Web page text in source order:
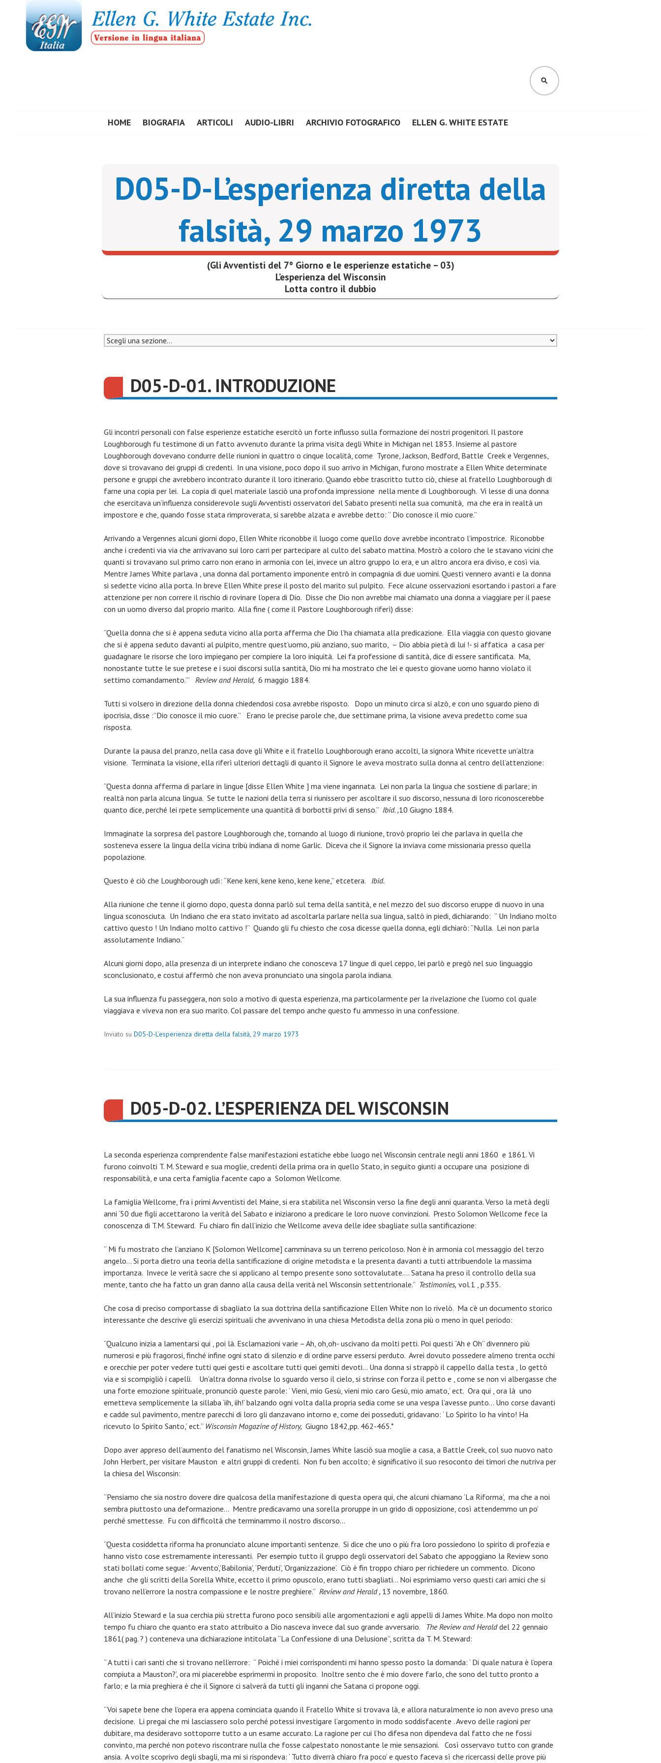
contenuto
CERCA
HOME BIOGRAFIA ARTICOLI AUDIO-LIBRI ARCHIVIO FOTOGRAFICO ELLEN G. WHITE ESTATE
D05-D-L’esperienza diretta della
falsità, 29 marzo 1973
(Gli Avventisti del 7° Giorno e le esperienze estatiche – 03)
L’esperienza del Wisconsin
Lotta contro il dubbio
D05-D-01. INTRODUZIONE
Gli incontri personali con false esperienze estatiche esercitò un forte influsso sulla formazione dei nostri progenitori. Il pastore
Loughborough fu testimone di un fatto avvenuto durante la prima visita degli White in Michigan nel 1853. Insieme al pastore
Loughborough dovevano condurre delle riunioni in quattro o cinque località, come Tyrone, Jackson, Bedford, Battle Creek e Vergennes,
dove si trovavano dei gruppi di credenti. In una visione, poco dopo il suo arrivo in Michigan, furono mostrate a Ellen White determinate
persone e gruppi che avrebbero incontrato durante il loro itinerario. Quando ebbe trascritto tutto ciò, chiese al fratello Loughborough di
farne una copia per lei. La copia di quel materiale lasciò una profonda impressione nella mente di Loughborough. Vi lesse di una donna
che esercitava un’influenza considerevole sugli Avventisti osservatori del Sabato presenti nella sua comunità, ma che era in realtà un
impostore e che, quando fosse stata rimproverata, si sarebbe alzata e avrebbe detto: “ Dio conosce il mio cuore.”
Arrivando a Vergennes alcuni giorni dopo, Ellen White riconobbe il luogo come quello dove avrebbe incontrato l’impostrice. Riconobbe
anche i credenti via via che arrivavano sui loro carri per partecipare al culto del sabato mattina. Mostrò a coloro che le stavano vicini che
quanti si trovavano sul primo carro non erano in armonia con lei, invece un altro gruppo lo era, e un altro ancora era diviso, e così via.
Mentre James White parlava , una donna dal portamento imponente entrò in compagnia di due uomini. Questi vennero avanti e la donna
si sedette vicino alla porta. In breve Ellen White prese il posto del marito sul pulpito. Fece alcune osservazioni esortando i pastori a fare
attenzione per non correre il rischio di rovinare l’opera di Dio. Disse che Dio non avrebbe mai chiamato una donna a viaggiare per il paese
con un uomo diverso dal proprio marito. Alla fine ( come il Pastore Loughborough riferì) disse:
“Quella donna che si è appena seduta vicino alla porta afferma che Dio l’ha chiamata alla predicazione. Ella viaggia con questo giovane
che si è appena seduto davanti al pulpito, mentre quest’uomo, più anziano, suo marito, – Dio abbia pietà di lui !- si affatica a casa per
guadagnare le risorse che loro impiegano per compiere la loro iniquità. Lei fa professione di santità, dice di essere santificata. Ma,
nonostante tutte le sue pretese e i suoi discorsi sulla santità, Dio mi ha mostrato che lei e questo giovane uomo hanno violato il
settimo comandamento.’” Review and Herald, 6 maggio 1884.
Tutti si volsero in direzione della donna chiedendosi cosa avrebbe risposto. Dopo un minuto circa si alzò, e con uno sguardo pieno di
ipocrisia, disse :”Dio conosce il mio cuore.” Erano le precise parole che, due settimane prima, la visione aveva predetto come sua
risposta.
Durante la pausa del pranzo, nella casa dove gli White e il fratello Loughborough erano accolti, la signora White ricevette un’altra
visione. Terminata la visione, ella riferì ulteriori dettagli di quanto il Signore le aveva mostrato sulla donna al centro dell’attenzione:
“Questa donna afferma di parlare in lingue [disse Ellen White ] ma viene ingannata. Lei non parla la lingua che sostiene di parlare; in
realtà non parla alcuna lingua. Se tutte le nazioni della terra si riunissero per ascoltare il suo discorso, nessuna di loro riconoscerebbe
quanto dice, perché lei rpete semplicemente una quantità di borbottii privi di senso.” Ibid. ,10 Giugno 1884.
Immaginate la sorpresa del pastore Loughborough che, tornando al luogo di riunione, trovò proprio lei che parlava in quella che
sosteneva essere la lingua della vicina tribù indiana di nome Garlic. Diceva che il Signore la inviava come missionaria presso quella
popolazione.
Questo è ciò che Loughborough udì: “Kene keni, kene keno, kene kene,” etcetera. Ibid.
Alla riunione che tenne il giorno dopo, questa donna parlò sul tema della santità, e nel mezzo del suo discorso eruppe di nuovo in una
lingua sconosciuta. Un Indiano che era stato invitato ad ascoltarla parlare nella sua lingua, saltò in piedi, dichiarando: “ Un Indiano molto
cattivo questo ! Un Indiano molto cattivo !” Quando gli fu chiesto che cosa dicesse quella donna, egli dichiarò: “Nulla. Lei non parla
assolutamente Indiano.”
Alcuni giorni dopo, alla presenza di un interprete indiano che conosceva 17 lingue di quel ceppo, lei parlò e pregò nel suo linguaggio
sconclusionato, e costui affermò che non aveva pronunciato una singola parola indiana.
La sua influenza fu passeggera, non solo a motivo di questa esperienza, ma particolarmente per la rivelazione che l’uomo col quale
viaggiava e viveva non era suo marito. Col passare del tempo anche questo fu ammesso in una confessione.
Inviato suD05-D-L’esperienza diretta della falsità, 29 marzo 1973
D05-D-02. L’ESPERIENZA DEL WISCONSIN
La seconda esperienza comprendente false manifestazioni estatiche ebbe luogo nel Wisconsin centrale negli anni 1860 e 1861. Vi
furono coinvolti T. M. Steward e sua moglie, credenti della prima ora in quello Stato, in seguito giunti a occupare una posizione di
responsabilità, e una certa famiglia facente capo a Solomon Wellcome.
La famiglia Wellcome, fra i primi Avventisti del Maine, si era stabilita nel Wisconsin verso la fine degli anni quaranta. Verso la metà degli
anni ‘50 due figli accettarono la verità del Sabato e iniziarono a predicare le loro nuove convinzioni. Presto Solomon Wellcome fece la
conoscenza di T.M. Steward. Fu chiaro fin dall’inizio che Wellcome aveva delle idee sbagliate sulla santificazione:
“ Mi fu mostrato che l’anziano K [Solomon Wellcome] camminava su un terreno pericoloso. Non è in armonia col messaggio del terzo
angelo… Si porta dietro una teoria della santificazione di origine metodista e la presenta davanti a tutti attribuendole la massima
importanza. Invece le verità sacre che si applicano al tempo presente sono sottovalutate…. Satana ha preso il controllo della sua
mente, tanto che ha fatto un gran danno alla causa della verità nel Wisconsin settentrionale.” Testimonies, vol.1 , p.335.
Che cosa di preciso comportasse di sbagliato la sua dottrina della santificazione Ellen White non lo rivelò. Ma c’è un documento storico
interessante che descrive gli esercizi spirituali che avvenivano in una chiesa Metodista della zona più o meno in quel periodo:
“Qualcuno inizia a lamentarsi qui , poi là. Esclamazioni varie – Ah, oh,oh- uscivano da molti petti. Poi questi “Ah e Oh” divennero più
numerosi e più fragorosi, finché infine ogni stato di silenzio e di ordine parve essersi perduto. Avrei dovuto possedere almeno trenta occhi
e orecchie per poter vedere tutti quei gesti e ascoltare tutti quei gemiti devoti… Una donna si strappò il cappello dalla testa , lo gettò
via e si scompigliò i capelli. Un’altra donna rivolse lo sguardo verso il cielo, si strinse con forza il petto e , come se non vi albergasse che
una forte emozione spirituale, pronunciò queste parole: ‘ Vieni, mio Gesù, vieni mio caro Gesù, mio amato,’ ect. Ora qui , ora là uno
emetteva semplicemente la sillaba ‘iih, iih!’ balzando ogni volta dalla propria sedia come se una vespa l’avesse punto… Uno corse davanti
e cadde sul pavimento, mentre parecchi di loro gli danzavano intorno e, come dei posseduti, gridavano: ‘ Lo Spirito lo ha vinto! Ha
ricevuto lo Spirito Santo,’ ect.” Wisconsin Magazine of History, Giugno 1842,pp. 462-465.*
Dopo aver appreso dell’aumento del fanatismo nel Wisconsin, James White lasciò sua moglie a casa, a Battle Creek, col suo nuovo nato
John Herbert, per visitare Mauston e altri gruppi di credenti. Non fu ben accolto; è significativo il suo resoconto dei timori che nutriva per
la chiesa del Wisconsin:
“Pensiamo che sia nostro dovere dire qualcosa della manifestazione di questa opera qui, che alcuni chiamano ‘La Riforma’, ma che a noi
sembra piuttosto una deformazione… Mentre predicavamo una sorella proruppe in un grido di opposizione, così attendemmo un po’
perché smettesse. Fu con difficoltà che terminammo il nostro discorso…
“Questa cosiddetta riforma ha pronunciato alcune importanti sentenze. Si dice che uno o più fra loro possiedono lo spirito di profezia e
hanno visto cose estremamente interessanti. Per esempio tutto il gruppo degli osservatori del Sabato che appoggiano la Review sono
stati bollati come segue: ‘ Avvento’,’Babilonia’, ‘Perduti’, ‘Organizzazione’. Ciò è fin troppo chiaro per richiedere un commento. Dicono
anche che gli scritti della Sorella White, eccetto il primo opuscolo, erano tutti sbagliati… Noi esprimiamo verso questi cari amici che si
trovano nell’errore la nostra compassione e le nostre preghiere.”Review and Herald , 13 novembre, 1860.
All’inizio Steward e la sua cerchia più stretta furono poco sensibili alle argomentazioni e agli appelli di James White. Ma dopo non molto
tempo fu chiaro che quanto era stato attribuito a Dio nasceva invece dal suo grande avversario.
The Review and Heralddel 22 gennaio
1861( pag. ? ) conteneva una dichiarazione intitolata “La Confessione di una Delusione”, scritta da T. M. Steward:
“ A tutti i cari santi che si trovano nell’errore: “ Poiché i miei corrispondenti mi hanno spesso posto la domanda: ‘ Di quale natura è l’opera
compiuta a Mauston?’, ora mi piacerebbe esprimermi in proposito. Inoltre sento che è mio dovere farlo, che sono del tutto pronto a
farlo; e la mia preghiera è che il Signore ci salverà da tutti gli inganni che Satana ci propone oggi.
“Voi sapete bene che l’opera era appena cominciata quando il Fratello White si trovava là, e allora naturalmente io non avevo preso una
decisione. Li pregai che mi lasciassero solo perché potessi investigare l’argomento in modo soddisfacente . Avevo delle ragioni per
dubitare, ma desideravo sottoporre tutto a un esame accurato. La ragione per cui l’ho difesa non dipendeva dal fatto che ne fossi
convinto, ma perché non potevo riscontrare nulla che fosse calpestato nonostante le mie sensazioni. Così osservavo tutto con grande
ansia. A volte scoprivo degli sbagli, ma mi si rispondeva: ‘ Tutto diverrà chiaro fra poco’ e questo faceva sì che ricercassi delle prove più